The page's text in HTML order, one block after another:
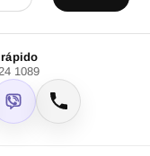
1089
Viber Llamar